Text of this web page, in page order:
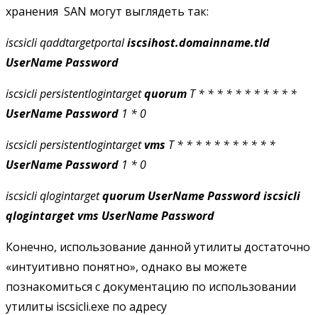
хранения SAN могут выглядеть так:
iscsicliqaddtargetportaliscsihost.domainname.tld
UserName Password
iscsicli persistentlogintargetquorum T * * * * * * * * * * *
UserNamePassword 1 * 0
iscsicli persistentlogintargetvms T * * * * * * * * * * *
UserNamePassword 1 * 0
iscsicli qlogintargetquorum UserName Passwordiscsicli
qlogintargetvms UserName Password
Конечно, использование данной утилиты достаточно
«интуитивно понятно», однако вы можете
познакомиться с документацию по использовании
утилиты iscsicli.exe по адресу